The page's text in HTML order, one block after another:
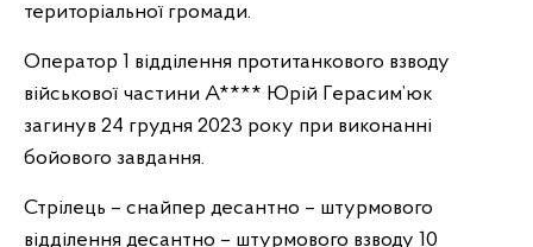
територіальної громади.
Оператор 1 відділення протитанкового взводу
військової частини А**** Юрій Герасим’юк
загинув 24 грудня 2023 року при виконанні
бойового завдання.
Стрілець – снайпер десантно – штурмового
відділення десантно – штурмового взводу 10